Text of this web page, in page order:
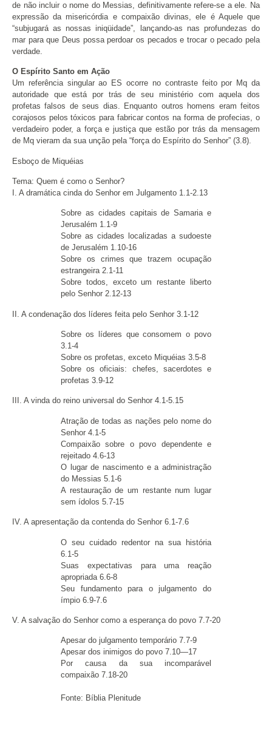
de não incluir o nome do Messias, definitivamente refere-se a ele. Na
expressão da misericórdia e compaixão divinas, ele é Aquele que
“subjugará as nossas iniqüidade”, lançando-as nas profundezas do
mar para que Deus possa perdoar os pecados e trocar o pecado pela
verdade.
O Espírito Santo em Ação
Um referência singular ao ES ocorre no contraste feito por Mq da
autoridade que está por trás de seu ministério com aquela dos
profetas falsos de seus dias. Enquanto outros homens eram feitos
corajosos pelos tóxicos para fabricar contos na forma de profecias, o
verdadeiro poder, a força e justiça que estão por trás da mensagem
de Mq vieram da sua unção pela “força do Espírito do Senhor” (3.8).
Esboço de Miquéias
Tema: Quem é como o Senhor?
I. A dramática cinda do Senhor em Julgamento 1.1-2.13
Sobre as cidades capitais de Samaria e
Jerusalém 1.1-9
Sobre as cidades localizadas a sudoeste
de Jerusalém 1.10-16
Sobre os crimes que trazem ocupação
estrangeira 2.1-11
Sobre todos, exceto um restante liberto
pelo Senhor 2.12-13
II. A condenação dos líderes feita pelo Senhor 3.1-12
Sobre os líderes que consomem o povo
3.1-4
Sobre os profetas, exceto Miquéias 3.5-8
Sobre os oficiais: chefes, sacerdotes e
profetas 3.9-12
III. A vinda do reino universal do Senhor 4.1-5.15
Atração de todas as nações pelo nome do
Senhor 4.1-5
Compaixão sobre o povo dependente e
rejeitado 4.6-13
O lugar de nascimento e a administração
do Messias 5.1-6
A restauração de um restante num lugar
sem ídolos 5.7-15
IV. A apresentação da contenda do Senhor 6.1-7.6
O seu cuidado redentor na sua história
6.1-5
Suas expectativas para uma reação
apropriada 6.6-8
Seu fundamento para o julgamento do
ímpio 6.9-7.6
V. A salvação do Senhor como a esperança do povo 7.7-20
Apesar do julgamento temporário 7.7-9
Apesar dos inimigos do povo 7.10—17
Por causa da sua incomparável
compaixão 7.18-20
Fonte: Bíblia Plenitude